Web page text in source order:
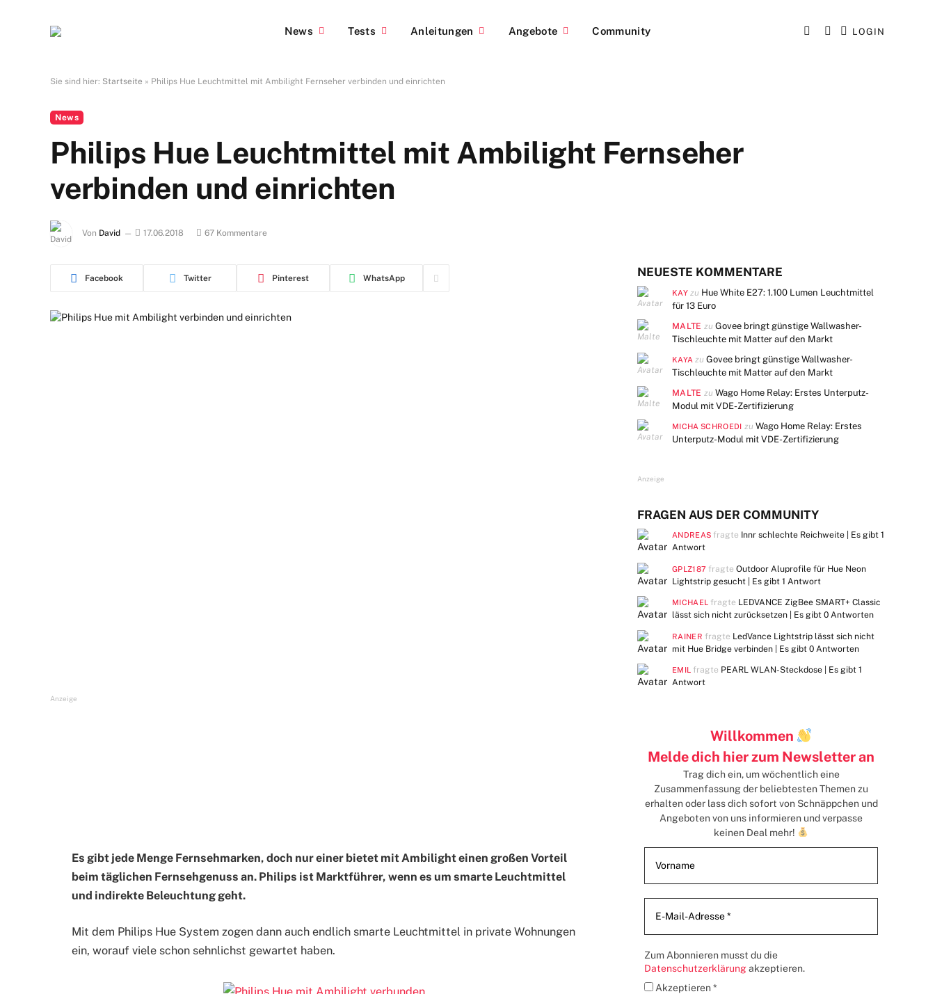
News Tests Anleitungen Angebote Community LOGIN
Sie sind hier: Startseite » Philips Hue Leuchtmittel mit Ambilight Fernseher verbinden und einrichten
News
Philips Hue Leuchtmittel mit Ambilight Fernseher
verbinden und einrichten
Von David 17.06.2018 67 Kommentare
Facebook Twitter Pinterest WhatsApp
Anzeige
Es gibt jede Menge Fernsehmarken, doch nur einer bietet mit Ambilight einen großen Vorteil
beim täglichen Fernsehgenuss an. Philips ist Marktführer, wenn es um smarte Leuchtmittel
und indirekte Beleuchtung geht.
Mit dem Philips Hue System zogen dann auch endlich smarte Leuchtmittel in private Wohnungen
ein, worauf viele schon sehnlichst gewartet haben.
NEUESTE KOMMENTARE
KAY zu Hue White E27: 1.100 Lumen Leuchtmittel
für 13 Euro
MALTE zu Govee bringt günstige Wallwasher-
Tischleuchte mit Matter auf den Markt
KAYA zuGovee bringt günstige Wallwasher-
Tischleuchte mit Matter auf den Markt
MALTE zu Wago Home Relay: Erstes Unterputz-
Modul mit VDE-Zertifizierung
MICHA SCHROEDI zu Wago Home Relay: Erstes
Unterputz-Modul mit VDE-Zertifizierung
Anzeige
FRAGEN AUS DER COMMUNITY
ANDREAS fragte Innr schlechte Reichweite | Es gibt1
Antwort
GPLZ187 fragteOutdoor Aluprofile für Hue Neon
Lightstrip gesucht | Es gibt 1 Antwort
MICHAEL fragte LEDVANCE ZigBee SMART+ Classic
lässt sich nicht zurücksetzen | Es gibt 0 Antworten
RAINER fragte LedVance Lightstrip lässt sich nicht
mit Hue Bridge verbinden | Es gibt 0 Antworten
EMIL fragte PEARL WLAN-Steckdose | Es gibt1
Antwort
Willkommen
Melde dich hier zum Newsletter an
Trag dich ein, um wöchentlich eine
Zusammenfassung der beliebtesten Themen zu
erhaltenoder lass dich sofort von Schnäppchen und
Angeboten von uns informieren und verpasse
keinen Deal mehr!
Zum Abonnieren musst du die
Datenschutzerklärung akzeptieren.
Akzeptieren *